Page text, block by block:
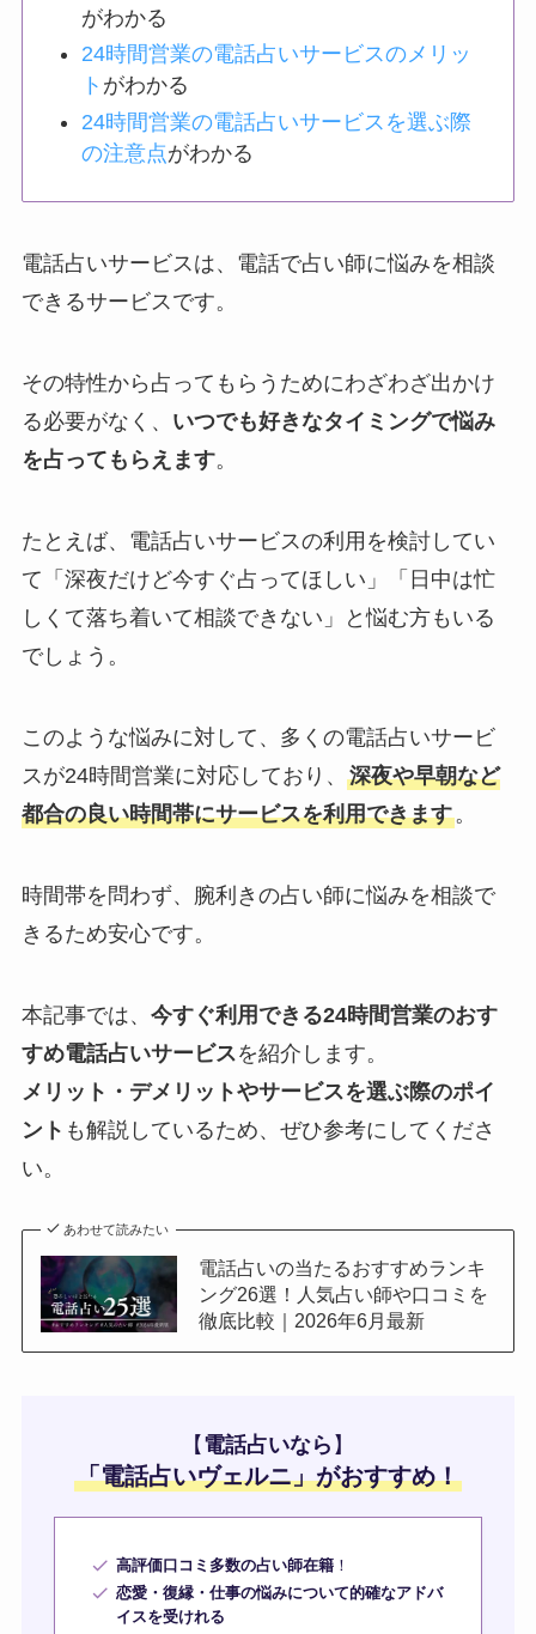
がわかる
24時間営業の電話占いサービスのメリッ
ト がわかる
24時間営業の電話占いサービスを選ぶ際
の注意点がわかる
電話占いサービスは、電話で占い師に悩みを相談
できるサービスです。
その特性から占ってもらうためにわざわざ出かけ
る必要がなく、 いつでも好きなタイミングで悩み
を占ってもらえます。
たとえば、電話占いサービスの利用を検討してい
て「深夜だけど今すぐ占ってほしい」「日中は忙
しくて落ち着いて相談できない」と悩む方もいる
でしょう。
このような悩みに対して、多くの電話占いサービ
スが24時間営業に対応しており、 深夜や早朝など
都合の良い時間帯にサービスを利用できます。
時間帯を問わず、腕利きの占い師に悩みを相談で
きるため安心です。
本記事では、 今すぐ利用できる24時間営業のおす
すめ電話占いサービスを紹介します。
メリット・デメリットやサービスを選ぶ際のポイ
ント も解説しているため、ぜひ参考にしてくださ
い。
あわせて読みたい
電話占いの当たるおすすめランキ
ング26選！人気占い師や口コミを
徹底比較｜2026年6月最新
【 電話占いなら 】
「電話占いヴェルニ」がおすすめ！
高評価口コミ多数の占い師在籍 ！
恋愛・復縁・仕事の悩みについて的確なアドバ
イスを受けれる